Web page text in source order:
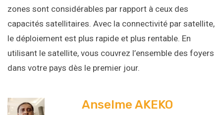
zones sont considérables par rapport à ceux des
capacités satellitaires. Avec la connectivité par satellite,
le déploiement est plus rapide et plus rentable. En
utilisant le satellite, vous couvrez l’ensemble des foyers
dans votre pays dès le premier jour.
Anselme AKEKO